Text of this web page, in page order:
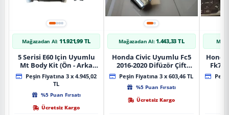
Mağazadan Al: 11.921,99 TL
5 Serisi E60 Için Uyumlu
Mt Body Kit (Ön - Arka
Tampon -Marspiyel )
Peşin Fiyatına 3 x 4.945,02
TL
%5 Puan Fırsatı
Ücretsiz Kargo
Mağazadan Al: 1.443,33 TL
Honda Civic Uyumlu Fc5
2016-2020 Difüzör Çift
Çıkış İçin Egzoz Seti
Peşin Fiyatına 3 x 603,46 TL
%5 Puan Fırsatı
Ücretsiz Kargo
Fk7